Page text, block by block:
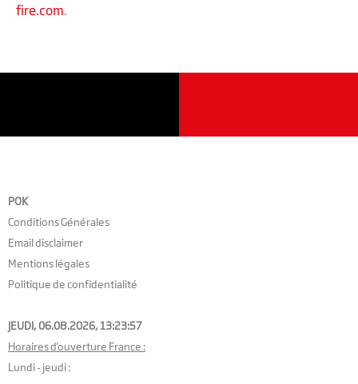
fire.com.
POK
Conditions Générales
Email disclaimer
Mentions légales
Politique de confidentialité
JEUDI, 06.08.2026,13:23:58
Horaires d'ouverture France :
Lundi - jeudi :